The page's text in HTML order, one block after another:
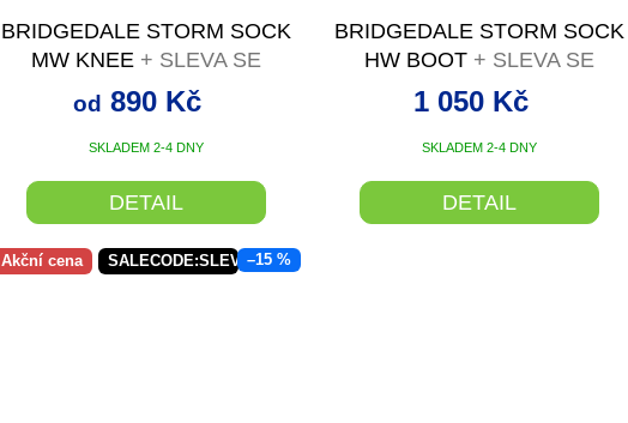
BRIDGEDALE STORM SOCK
MW KNEE + SLEVA SE
SLEVOVÝM KÓDEM
SKLADEM 2-4 DNY
od 890 Kč
DETAIL
BRIDGEDALE STORM SOCK
HW BOOT + SLEVA SE
SLEVOVÝM KÓDEM
SKLADEM 2-4 DNY
1 050 Kč
DETAIL
Akční cena SALECODE:SLEVAX5:5:%
–15 %